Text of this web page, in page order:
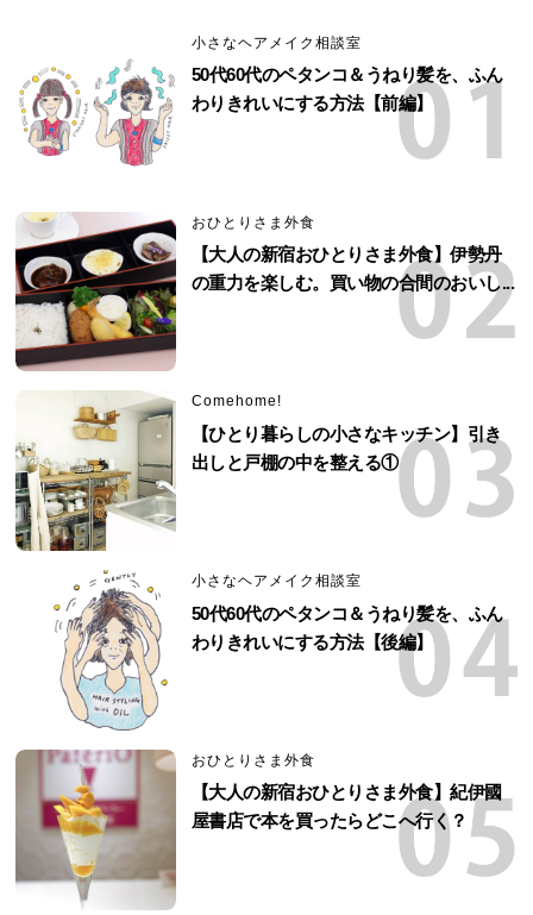
小さなヘアメイク相談室
50代60代のペタンコ＆うねり髪を、ふん
わりきれいにする方法【前編】
おひとりさま外食
【大人の新宿おひとりさま外食】伊勢丹
の重力を楽しむ。買い物の合間のおいし...
Comehome!
【ひとり暮らしの小さなキッチン】引き
出しと戸棚の中を整える①
小さなヘアメイク相談室
50代60代のペタンコ＆うねり髪を、ふん
わりきれいにする方法【後編】
おひとりさま外食
【大人の新宿おひとりさま外食】紀伊國
屋書店で本を買ったらどこへ行く？